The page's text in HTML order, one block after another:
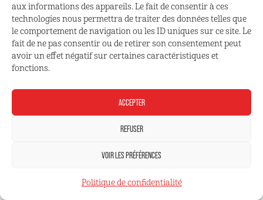
aux informations des appareils. Le fait de consentir à ces
technologies nous permettra de traiter des données telles que
le comportement de navigation ou les ID uniques sur ce site. Le
fait de ne pas consentir ou de retirer son consentement peut
avoir un effet négatif sur certaines caractéristiques et
fonctions.
ACCEPTER
REFUSER
VOIR LES PRÉFÉRENCES
Politique de confidentialité
droit à l’information, il en va de votre responsabilité
monsieur Linette, notre industrie n’est pas une
industrie comme une autre, elle est et doit rester au
service de l’information du citoyen et de la démocratie,
c’est notre rôle, notre mission !
L’Équipe et les couacs
Le Futuroscope, un achat-vente pas perdu pour tout le